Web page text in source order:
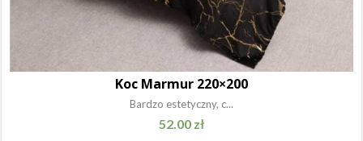
Koc Marmur 220×200
Bardzo estetyczny, c...
52.00 zł